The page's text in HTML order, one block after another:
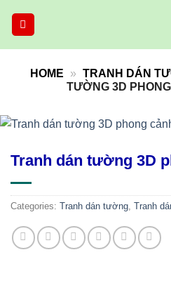
HOME » TRANH DÁN
TƯỜNG 3D
Tranh dán tường 3D
Categories: Tranh dán tường, Tranh